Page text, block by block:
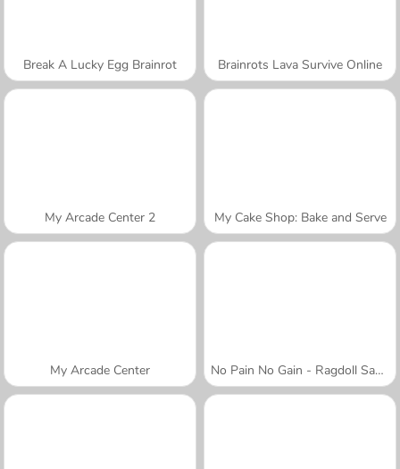
Break A Lucky Egg Brainrot Brainrots Lava Survive Online
My Arcade Center 2 My Cake Shop: Bake and Serve
My Arcade Center No Pain No Gain - Ragdoll Sandbox